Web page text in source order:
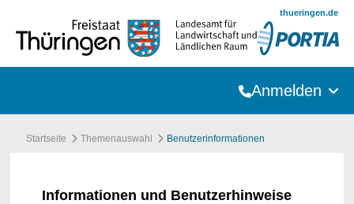
thueringen.de
Anmelden
Startseite Themenauswahl Benutzerinformationen
Informationen und Benutzerhinweise